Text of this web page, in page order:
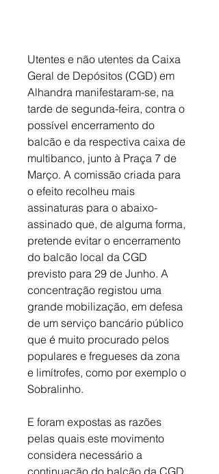
Utentes e não utentes da Caixa
Geral de Depósitos (CGD) em
Alhandra manifestaram-se, na
tarde de segunda-feira, contra o
possível encerramento do
balcão e da respectiva caixa de
multibanco, junto à Praça 7 de
Março. A comissão criada para
o efeito recolheu mais
assinaturas para o abaixo-
assinado que, de alguma forma,
pretende evitar o encerramento
do balcão local da CGD
previsto para 29 de Junho. A
concentração registou uma
grande mobilização, em defesa
de um serviço bancário público
que é muito procurado pelos
populares e fregueses da zona
e limítrofes, como por exemplo o
Sobralinho.
E foram expostas as razões
pelas quais este movimento
considera necessário a